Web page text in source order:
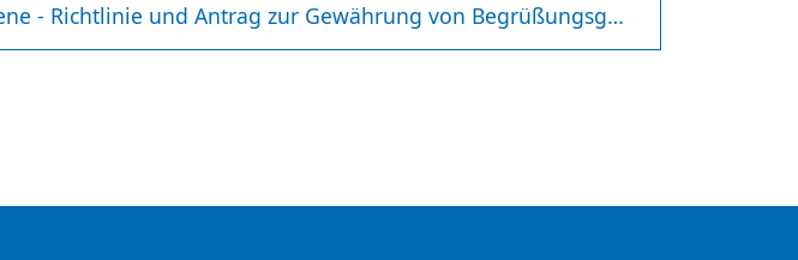
Begrüßungsgeld Neugeborene - Richtlinie und Antrag zur Gewährung von Begrüßungsgeld an Neugeborene vom 16.10.2015.pdf